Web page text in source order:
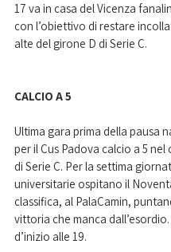
17 va in casa del Vicenza
con l’obiettivo di restare
alte del girone D di Serie C.
CALCIO A 5
Ultima gara prima della pausa
per il Cus Padova calcio a 5
di Serie C. Per la settima
universitarie ospitano il
classifica, al PalaCamin,
vittoria che manca
d’inizio alle 19.